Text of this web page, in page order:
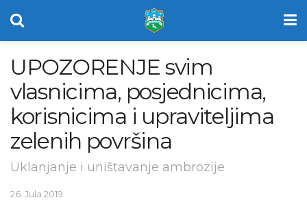
UPOZORENJE svim
vlasnicima, posjednicima,
korisnicima i upraviteljima
zelenih površina
Uklanjanje i uništavanje ambrozije
26. Jula 2019.